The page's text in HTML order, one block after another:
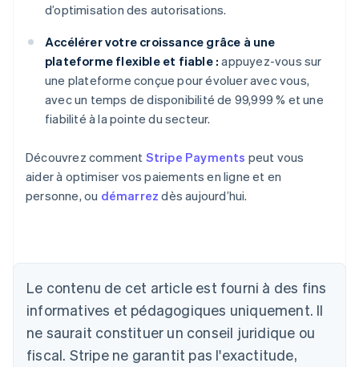
d’optimisation des autorisations.
Accélérer votre croissance grâce à une
plateforme flexible et fiable : appuyez-vous sur
une plateforme conçue pour évoluer avec vous,
avec un temps de disponibilité de 99,999 % et une
fiabilité à la pointe du secteur.
Découvrez comment Stripe Payments peut vous
aider à optimiser vos paiements en ligne et en
personne, ou démarrez dès aujourd’hui.
Le contenu de cet article est fourni à des fins
informatives et pédagogiques uniquement. Il
ne saurait constituer un conseil juridique ou
fiscal. Stripe ne garantit pas l'exactitude,
Allemagne
Deutsch
Australie
English
Autriche